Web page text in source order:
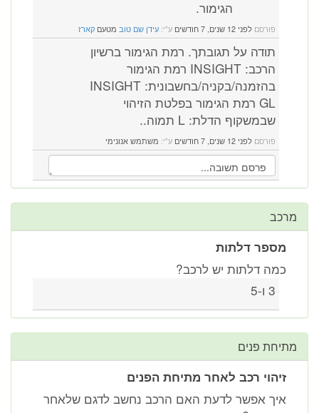
ע"י: עידן שם טוב מטעםקארז
תודה על תגובתך. רמת הגימור ברשיון
הרכב: INSIGHT רמת הגימור
בהזמנה/בקניה/בחשבונית: INSIGHT
GL רמת הגימור בפלטת הזיהוי
שבמשקוף הדלת: L תמוה..
ע"י: משתמש אנונימי
דלתות
דלתות יש לרכב?
פנים
רכב לאחר מתיחת הפנים
אפשר לדעת האם הרכב נחשב לדגם שלאחר